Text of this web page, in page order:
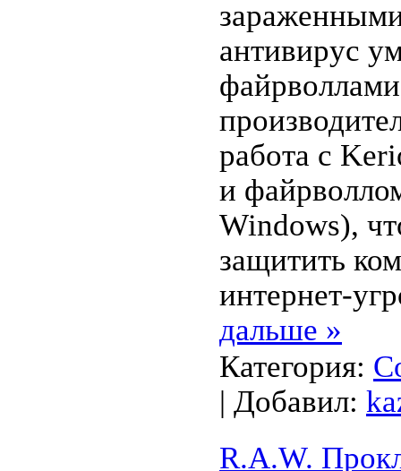
антивирус
работа с
и
Windows),
защитить
интернет-
дальше »
Категория:
| Добавил:
R.A.W.